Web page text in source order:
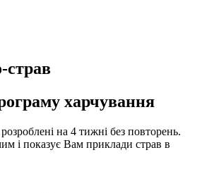
страв
харчування
на 4 тижні без повторень.
і показує Вам приклади страв в